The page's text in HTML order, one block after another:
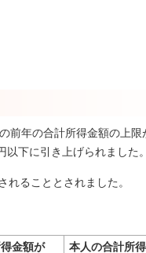
前年の合計所得金額の上限
下に引き上げられました。
れることとされました。
金額が
本人の合計所